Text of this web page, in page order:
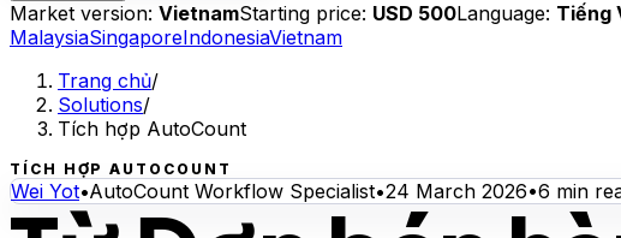
Market version: VietnamStarting price: USD 500Language: Tiếng
MalaysiaSingaporeIndonesiaVietnam
Trang chủ/
Solutions/
Tích hợp AutoCount
TÍCH HỢP AUTOCOUNT
Wei Yot•AutoCount Workflow Specialist•24 March 2026•6 min